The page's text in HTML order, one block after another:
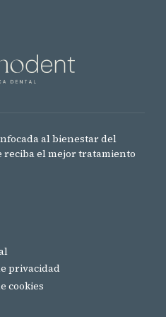
al bienestar del
reciba el mejor tratamiento
privacidad
cookies